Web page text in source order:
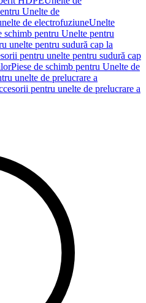
Unelte de
de electrofuziuneUnelte
schimb pentru Unelte pentru
unelte pentru sudură cap la
pentru unelte pentru sudură cap
Piese de schimb pentru Unelte de
unelte de prelucrare a
pentru unelte de prelucrare a